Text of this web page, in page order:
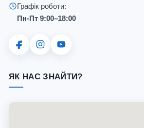
Графік роботи:
Пн-Пт 9:00–18:00
ЯК НАС ЗНАЙТИ?